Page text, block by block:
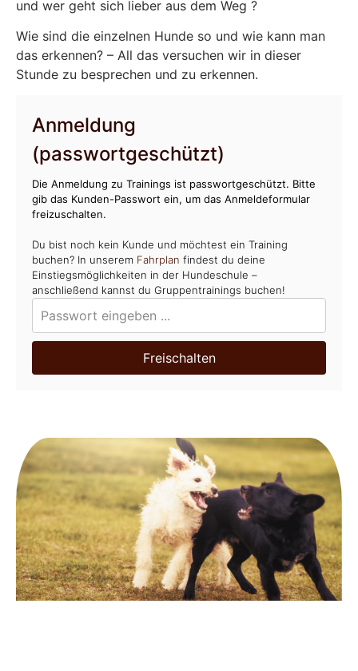
und wer geht sich lieber aus dem Weg ?
Wie sind die einzelnen Hunde so und wie kann man
das erkennen? – All das versuchen wir in dieser
Stunde zu besprechen und zu erkennen.
Anmeldung
(passwortgeschützt)
Die Anmeldung zu Trainings ist passwortgeschützt. Bitte
gib das Kunden-Passwort ein, um das Anmeldeformular
freizuschalten.
Du bist noch kein Kunde und möchtest ein Training
buchen? In unserem Fahrplan findest du deine
Einstiegsmöglichkeiten in der Hundeschule –
anschließend kannst du Gruppentrainings buchen!
Freischalten